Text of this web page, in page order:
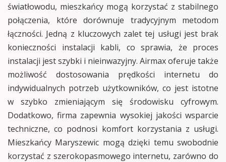
światłowodu, mieszkańcy mogą korzystać z stabilnego
połączenia, które dorównuje tradycyjnym metodom
łączności. Jedną z kluczowych zalet tej usługi jest brak
konieczności instalacji kabli, co sprawia, że proces
instalacji jest szybki i nieinwazyjny. Airmax oferuje także
możliwość dostosowania prędkości internetu do
indywidualnych potrzeb użytkowników, co jest istotne
w szybko zmieniającym się środowisku cyfrowym.
Dodatkowo, firma zapewnia wysokiej jakości wsparcie
techniczne, co podnosi komfort korzystania z usługi.
Mieszkańcy Maryszewic mogą dzięki temu swobodnie
korzystać z szerokopasmowego internetu, zarówno do